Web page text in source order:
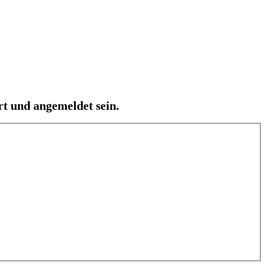
und angemeldet sein.